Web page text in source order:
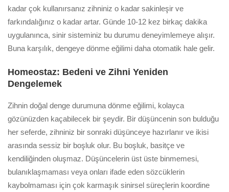
kadar çok kullanırsanız zihniniz o kadar sakinleşir ve
farkındalığınız o kadar artar. Günde 10-12 kez birkaç dakika
uygulanınca, sinir sisteminiz bu durumu deneyimlemeye alışır.
Buna karşılık, dengeye dönme eğilimi daha otomatik hale gelir.
Homeostaz: Bedeni ve Zihni Yeniden
Dengelemek
Zihnin doğal denge durumuna dönme eğilimi, kolayca
gözünüzden kaçabilecek bir şeydir. Bir düşüncenin son bulduğu
her seferde, zihniniz bir sonraki düşünceye hazırlanır ve ikisi
arasında sessiz bir boşluk olur. Bu boşluk, basitçe ve
kendiliğinden oluşmaz. Düşüncelerin üst üste binmemesi,
bulanıklaşmaması veya onları ifade eden sözcüklerin
kaybolmaması için çok karmaşık sinirsel süreçlerin koordine